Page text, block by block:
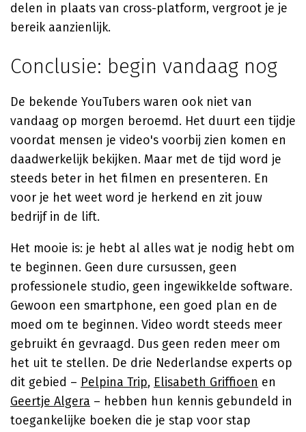
delen in plaats van cross-platform, vergroot je je
bereik aanzienlijk.
Conclusie: begin vandaag nog
De bekende YouTubers waren ook niet van
vandaag op morgen beroemd. Het duurt een tijdje
voordat mensen je video's voorbij zien komen en
daadwerkelijk bekijken. Maar met de tijd word je
steeds beter in het filmen en presenteren. En
voor je het weet word je herkend en zit jouw
bedrijf in de lift.
Het mooie is: je hebt al alles wat je nodig hebt om
te beginnen. Geen dure cursussen, geen
professionele studio, geen ingewikkelde software.
Gewoon een smartphone, een goed plan en de
moed om te beginnen. Video wordt steeds meer
gebruikt én gevraagd. Dus geen reden meer om
het uit te stellen. De drie Nederlandse experts op
dit gebied – Pelpina Trip, Elisabeth Griffioen en
Geertje Algera – hebben hun kennis gebundeld in
toegankelijke boeken die je stap voor stap